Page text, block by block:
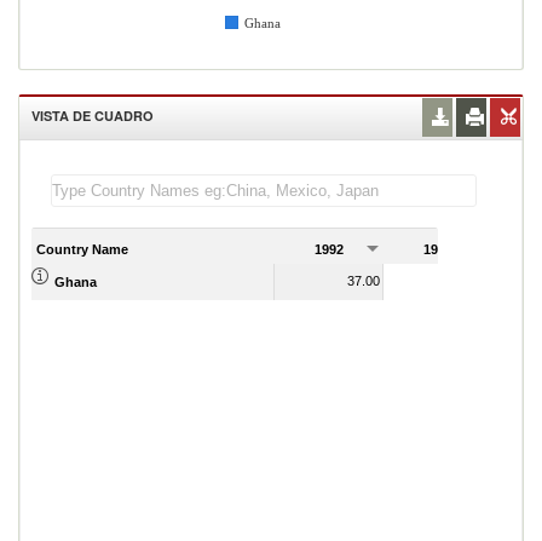
Ghana
VISTA DE CUADRO
Country Name 1992 1993
Ghana 37.00